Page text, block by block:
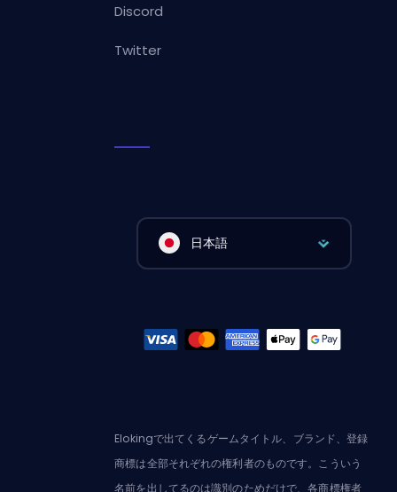
Discord
Twitter
日本語
Elokingで出てくるゲームタイトル、ブランド、登録
商標は全部それぞれの権利者のものです。こういう
名前を出してるのは識別のためだけで、各商標権者